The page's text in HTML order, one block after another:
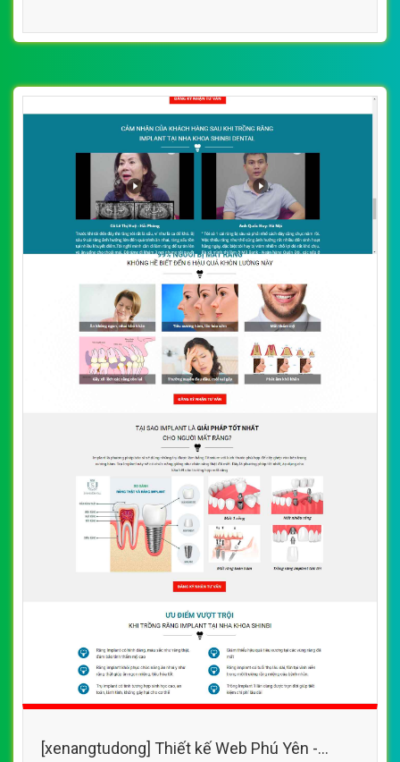
[xenangtudong] Thiết kế Web Phú Yên -